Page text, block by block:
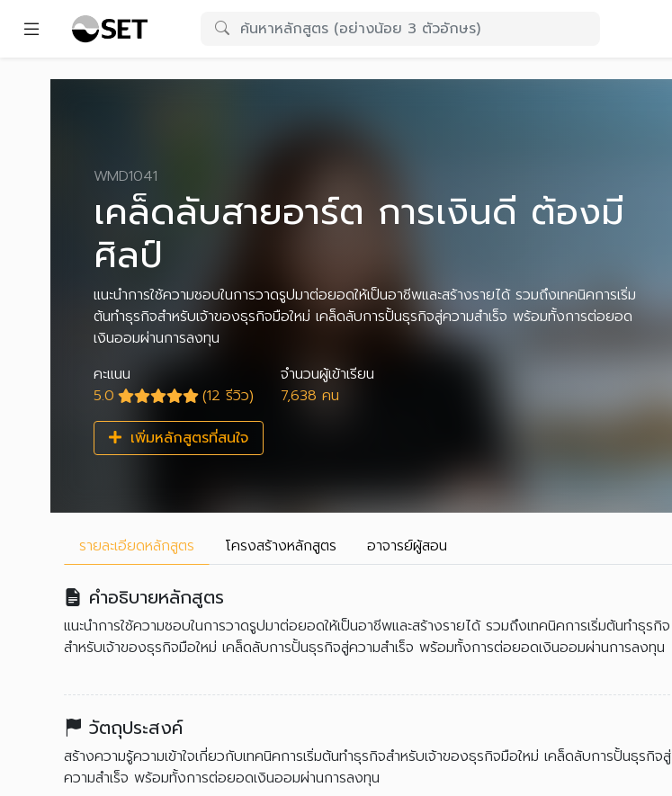
WMD1041
เคล็ดลับสายอาร์ต การเงินดี ต้องมี
ศิลป์
แนะนำการใช้ความชอบในการวาดรูปมาต่อยอดให้เป็นอาชีพและสร้างรายได้ รวมถึงเทคนิคการเริ่ม
ต้นทำธุรกิจสำหรับเจ้าของธุรกิจมือใหม่ เคล็ดลับการปั้นธุรกิจสู่ความสำเร็จ พร้อมทั้งการต่อยอด
เงินออมผ่านการลงทุน
คะแนน
5.0
(12 รีวิว)
จำนวนผู้เข้าเรียน
7,638 คน
เพิ่มหลักสูตรที่สนใจ
รายละเอียดหลักสูตร โครงสร้างหลักสูตร อาจารย์ผู้สอน
คำอธิบายหลักสูตร
แนะนำการใช้ความชอบในการวาดรูปมาต่อยอดให้เป็นอาชีพและสร้างรายได้ รวมถึงเทคนิคการเริ่มต้นทำธุรกิจ
สำหรับเจ้าของธุรกิจมือใหม่ เคล็ดลับการปั้นธุรกิจสู่ความสำเร็จ พร้อมทั้งการต่อยอดเงินออมผ่านการลงทุน
วัตถุประสงค์
สร้างความรู้ความเข้าใจเกี่ยวกับเทคนิคการเริ่มต้นทำธุรกิจสำหรับเจ้าของธุรกิจมือใหม่ เคล็ดลับการปั้นธุรกิจสู่
ความสำเร็จ พร้อมทั้งการต่อยอดเงินออมผ่านการลงทุน